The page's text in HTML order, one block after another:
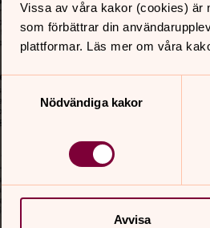
Vissa av våra kakor (cookies) är
som förbättrar din
plattformar. Läs mer om våra
Samtyckesval
Nödvändiga kakor
Avvisa